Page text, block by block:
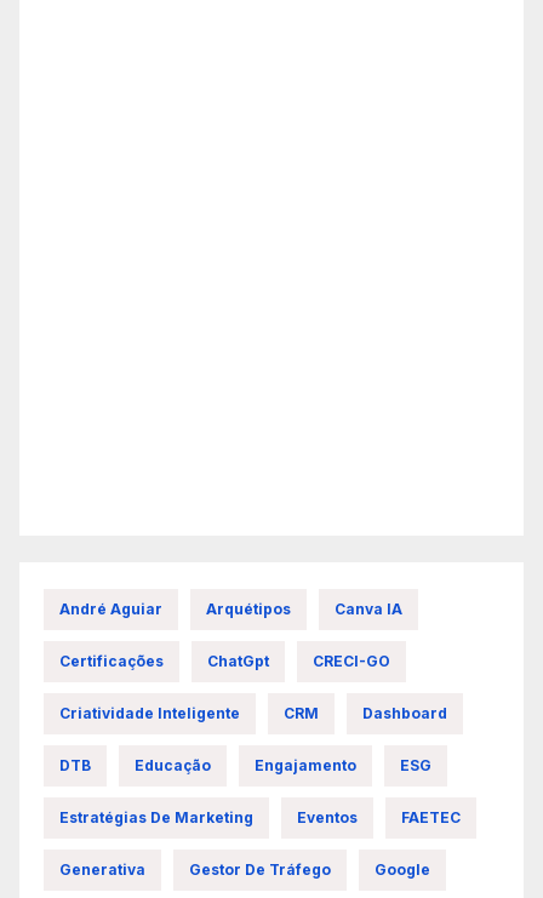
André Aguiar Arquétipos Canva IA
Certificações ChatGpt CRECI-GO
Criatividade Inteligente CRM Dashboard
DTB Educação Engajamento ESG
Estratégias De Marketing Eventos FAETEC
Generativa Gestor De Tráfego Google